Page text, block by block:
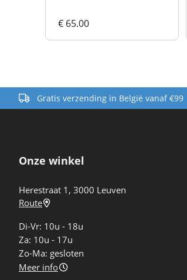
€ 65.00
Gratis verzending in België vanaf €99
Onze winkel
Herestraat 1, 3000 Leuven
Route
Di-Vr: 10u - 18u
Za: 10u - 17u
Zo-Ma: gesloten
Meer info